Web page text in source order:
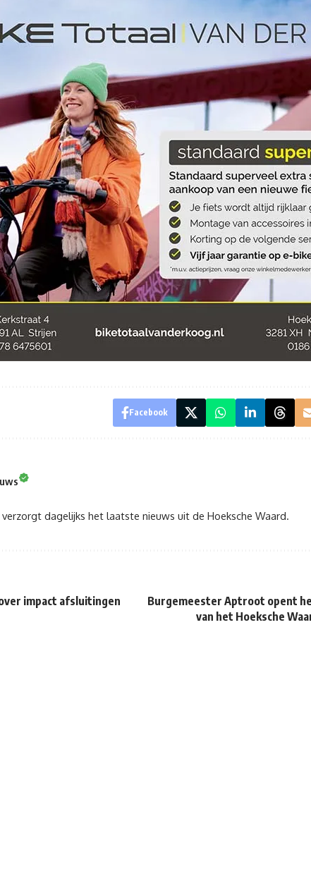
Facebook
dagelijks het laatste nieuws uit de Hoeksche Waard.
impact afsluitingen
Burgemeester Aptroot opent
van het Hoeksche